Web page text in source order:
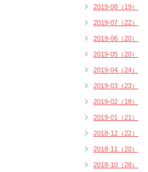
2019-08（19）
2019-07（22）
2019-06（20）
2019-05（20）
2019-04（24）
2019-03（23）
2019-02（18）
2019-01（21）
2018-12（22）
2018-11（20）
2018-10（28）